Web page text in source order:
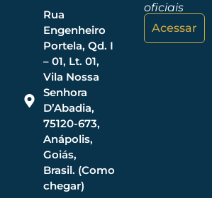
Rua
Engenheiro
Portela, Qd. I
– 01, Lt. 01,
Vila Nossa
Senhora
D’Abadia,
75120-673,
Anápolis,
Goiás,
Brasil. (Como
chegar)
oficiais
Acessar